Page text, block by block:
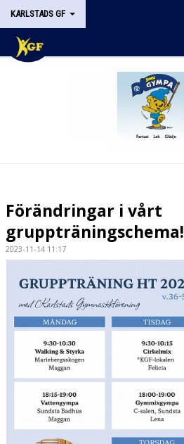
KARLSTADS GF
NYHETER
KALENDER
STÖDMEDLEM
KONTAKT
PRISER & TERMINSTIDER
BLI LEDARE
FÖRENINGSKOLLEKTION
HYRA KGF-LOKALEN
Förändringar i vårt
gruppträningschema!
2023-11-14 11:17